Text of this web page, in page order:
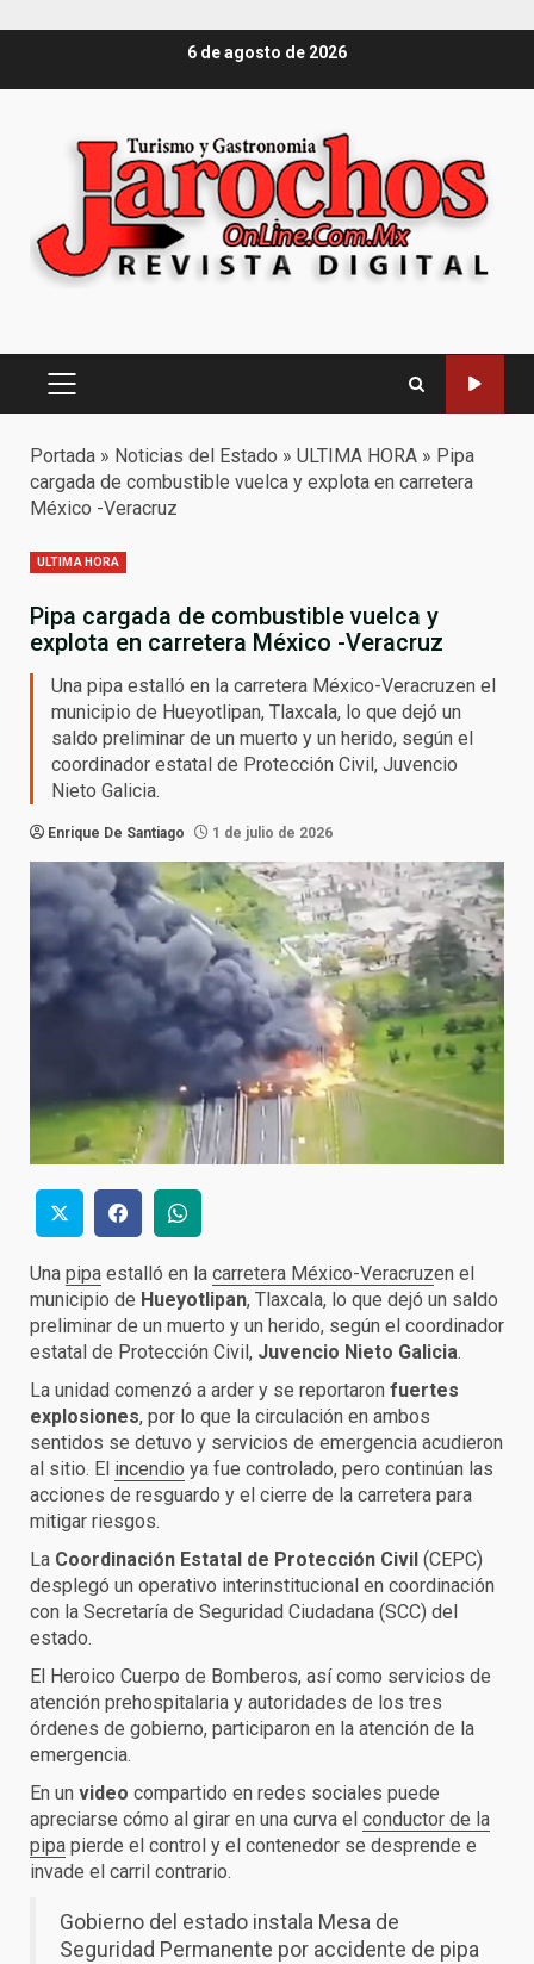
contenido
6 de agosto de 2026
Menú
principal
Portada » Noticias del Estado » ULTIMA HORA » Pipa
cargada de combustible vuelca y explota en carretera
México -Veracruz
ULTIMA HORA
Pipa cargada de combustible vuelca y
explota en carretera México -Veracruz
Una pipa estalló en la carretera México-Veracruzen el
municipio de Hueyotlipan, Tlaxcala, lo que dejó un
saldo preliminar de un muerto y un herido, según el
coordinador estatal de Protección Civil, Juvencio
Nieto Galicia.
Enrique De Santiago 1 de julio de 2026
Una pipa estalló en la carretera México-Veracruzen el
municipio de Hueyotlipan, Tlaxcala, lo que dejó un saldo
preliminar de un muerto y un herido, según el coordinador
estatal de Protección Civil, Juvencio Nieto Galicia.
La unidad comenzó a arder y se reportaron fuertes
explosiones, por lo que la circulación en ambos
sentidos se detuvo y servicios de emergencia acudieron
al sitio. El incendio ya fue controlado, pero continúan las
acciones de resguardo y el cierre de la carretera para
mitigar riesgos.
La Coordinación Estatal de Protección Civil (CEPC)
desplegó un operativo interinstitucional en coordinación
con la Secretaría de Seguridad Ciudadana (SCC) del
estado.
El Heroico Cuerpo de Bomberos, así como servicios de
atención prehospitalaria y autoridades de los tres
órdenes de gobierno, participaron en la atención de la
emergencia.
En un video compartido en redes sociales puede
apreciarse cómo al girar en una curva el conductor de la
pipa pierde el control y el contenedor se desprende e
invade el carril contrario.
Gobierno del estado instala Mesa de
Seguridad Permanente por accidente de pipa